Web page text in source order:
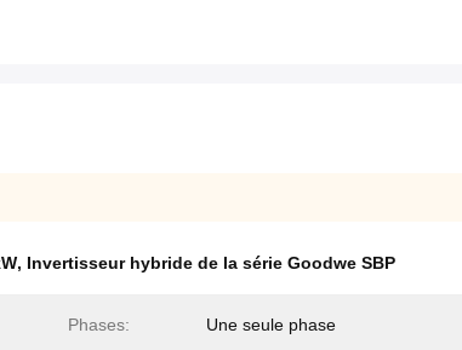
, Invertisseur hybride de la série Goodwe SBP
Phases: Une seule phase